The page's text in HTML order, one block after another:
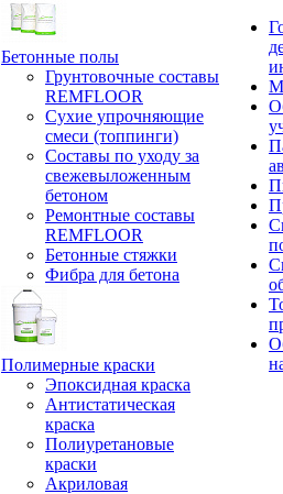
Бетонные полы
Грунтовочные составы
REMFLOOR
Сухие упрочняющие
смеси (топпинги)
Составы по уходу за
свежевыложенным
бетоном
Ремонтные составы
REMFLOOR
Бетонные стяжки
Фибра для бетона
Полимерные краски
Эпоксидная краска
Антистатическая
краска
Полиуретановые
краски
Акриловая